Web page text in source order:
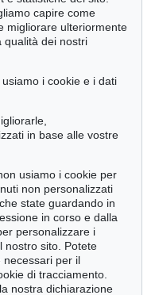
capire come
migliorare ulteriormente
qualità dei nostri
i cookie e i dati
in base alle vostre
usiamo i cookie per
non personalizzati
state guardando in
in corso e dalla
personalizzare i
nostro sito. Potete
necessari per il
di tracciamento.
nostra dichiarazione